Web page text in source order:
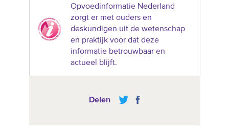
Opvoedinformatie Nederland
zorgt er met ouders en
deskundigen uit de wetenschap
en praktijk voor dat deze
informatie betrouwbaar en
actueel blijft.
Delen